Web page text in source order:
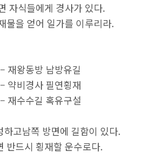
자식들에게 경사가 있다.
물을 얻어 일가를 이루리라.
재왕동방 남방유길
약비경사 필연횡재
재수수길 혹유구설
고남쪽 방면에 길함이 있다.
반드시 횡재할 운수로다.